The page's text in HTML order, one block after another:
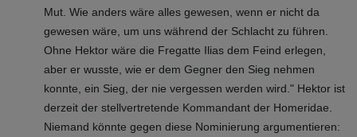
Mut. Wie anders wäre alles gewesen, wenn er nicht da
gewesen wäre, um uns während der Schlacht zu führen.
Ohne Hektor wäre die Fregatte Ilias dem Feind erlegen,
aber er wusste, wie er dem Gegner den Sieg nehmen
konnte, ein Sieg, der nie vergessen werden wird." Hektor ist
derzeit der stellvertretende Kommandant der Homeridae.
Niemand könnte gegen diese Nominierung argumentieren: